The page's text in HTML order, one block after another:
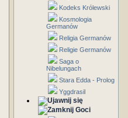
Kodeks Królewski
Kosmologia
Germanów
Religia Germanów
Religie Germanów
Saga o
Nibelungach
Stara Edda - Prolog
Yggdrasil
Goci